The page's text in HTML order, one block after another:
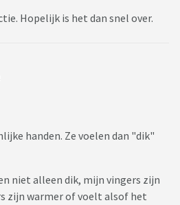
Hopelijk is het dan snel over.
handen. Ze voelen dan "dik"
niet alleen dik, mijn vingers zijn
zijn warmer of voelt alsof het